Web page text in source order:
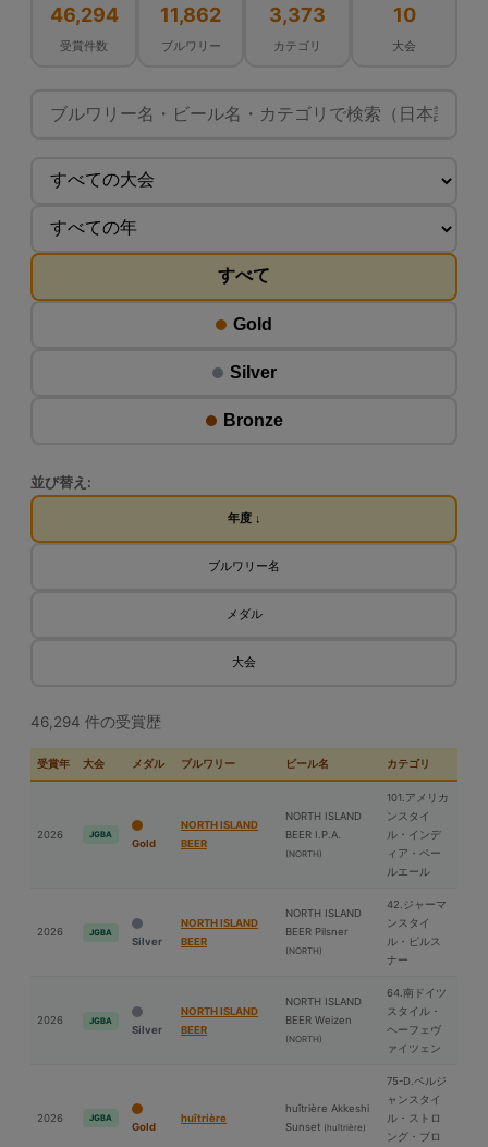
46,294
受賞件数
11,862
ブルワリー
3,373
カテゴリ
10
大会
すべて
Gold
Silver
Bronze
並び替え:
年度 ↓
ブルワリー名
メダル
大会
46,294 件の受賞歴
受賞年 大会 メダル ブルワリー ビール名 カテゴリ
2026 JGBA
Gold
NORTH ISLAND
BEER
NORTH ISLAND
BEER I.P.A.
(NORTH)
101.アメリカ
ンスタイ
ル・インデ
ィア・ペー
ルエール
2026 JGBA
Silver
NORTH ISLAND
BEER
NORTH ISLAND
BEER Pilsner
(NORTH)
42.ジャーマ
ンスタイ
ル・ピルス
ナー
2026 JGBA
Silver
NORTH ISLAND
BEER
NORTH ISLAND
BEER Weizen
(NORTH)
64.南ドイツ
スタイル・
ヘーフェヴ
ァイツェン
2026 JGBA
Gold
huîtrière
huîtrière Akkeshi
Sunset (huîtrière)
75-D.ベルジ
ャンスタイ
ル・ストロ
ング・ブロ